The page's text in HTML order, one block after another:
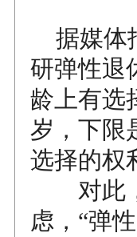
据媒体
研弹性退
龄上有选
岁，下限
选择的权
对此，
虑，“弹